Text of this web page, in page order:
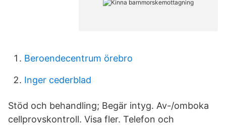
Beroendecentrum örebro
Inger cederblad
Stöd och behandling; Begär intyg. Av-/omboka
cellprovskontroll. Visa fler. Telefon och